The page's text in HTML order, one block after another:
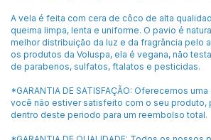
A vela é feita com cera de côco de alta
queima limpa, lenta e uniforme. O pavio é
melhor distribuição da luz e da fragrância pelo
os produtos da Voluspa, ela é vegana, não
de parabenos, sulfatos, ftalatos e pesticidas.
*GARANTIA DE SATISFAÇÃO: Oferecemos
você não estiver satisfeito com o seu
dentro deste periodo para um reembolso total.